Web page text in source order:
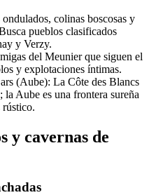
colinas boscosas y
pueblos clasificados
y Verzy.
del Meunier que siguen el
y explotaciones íntimas.
(Aube): La Côte des Blancs
Aube es una frontera sureña
rústico.
y cavernas de